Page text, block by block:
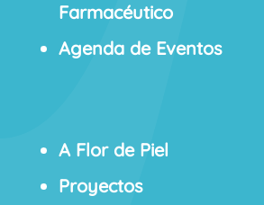
Farmacéutico
Agenda de Eventos
A Flor de Piel
Proyectos